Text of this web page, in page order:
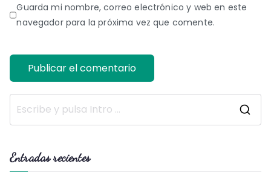
Guarda mi nombre, correo electrónico y web en este
navegador para la próxima vez que comente.
Entradas recientes